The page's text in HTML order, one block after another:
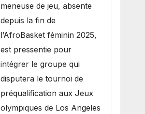
meneuse de jeu, absente
depuis la fin de
l’AfroBasket féminin 2025,
est pressentie pour
intégrer le groupe qui
disputera le tournoi de
préqualification aux Jeux
olympiques de Los Angeles